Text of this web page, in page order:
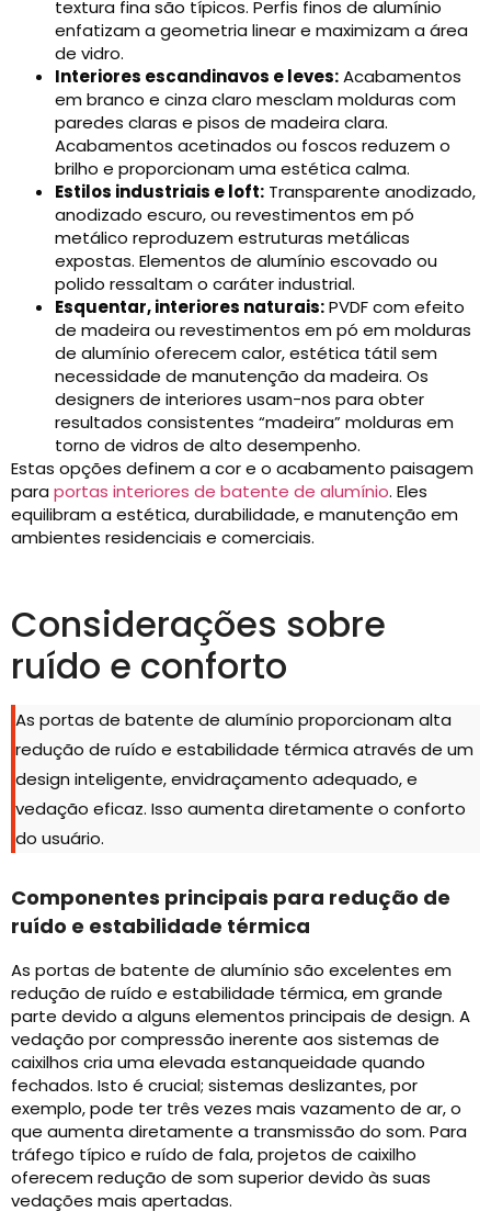
textura fina são típicos. Perfis finos de alumínio
enfatizam a geometria linear e maximizam a área
de vidro.
Interiores escandinavos e leves:Acabamentos
em branco e cinza claro mesclam molduras com
paredes claras e pisos de madeira clara.
Acabamentos acetinados ou foscos reduzem o
brilho e proporcionam uma estética calma.
Estilos industriais e loft: Transparente anodizado,
anodizado escuro, ou revestimentos em pó
metálico reproduzem estruturas metálicas
expostas. Elementos de alumínio escovado ou
polido ressaltam o caráter industrial.
Esquentar, interiores naturais:PVDF com efeito
de madeira ou revestimentos em pó em molduras
de alumínio oferecem calor, estética tátil sem
necessidade de manutenção da madeira. Os
designers de interiores usam-nos para obter
resultados consistentes “madeira” molduras em
torno de vidros de alto desempenho.
Estas opções definem a cor e o acabamento paisagem
para portas interiores de batente de alumínio. Eles
equilibram a estética, durabilidade, e manutenção em
ambientes residenciais e comerciais.
Considerações sobre
ruído e conforto
As portas de batente de alumínio proporcionam alta
redução de ruído e estabilidade térmica através de um
design inteligente, envidraçamento adequado, e
vedação eficaz. Isso aumenta diretamente o conforto
do usuário.
Componentes principais para redução de
ruído e estabilidade térmica
As portas de batente de alumínio são excelentes em
redução de ruído e estabilidade térmica, em grande
parte devido a alguns elementos principais de design. A
vedação por compressão inerente aos sistemas de
caixilhos cria uma elevada estanqueidade quando
fechados. Isto é crucial; sistemas deslizantes, por
exemplo, pode ter três vezes mais vazamento de ar, o
que aumenta diretamente a transmissão do som. Para
tráfego típico e ruído de fala, projetos de caixilho
oferecem redução de som superior devido às suas
vedações mais apertadas.